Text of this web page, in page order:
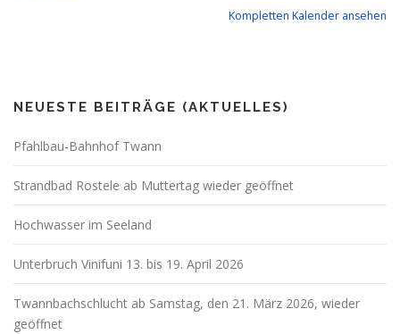
Kompletten Kalender ansehen
NEUESTE BEITRÄGE (AKTUELLES)
Pfahlbau-Bahnhof Twann
Strandbad Rostele ab Muttertag wieder geöffnet
Hochwasser im Seeland
Unterbruch Vinifuni 13. bis 19. April 2026
Twannbachschlucht ab Samstag, den 21. März 2026, wieder
geöffnet